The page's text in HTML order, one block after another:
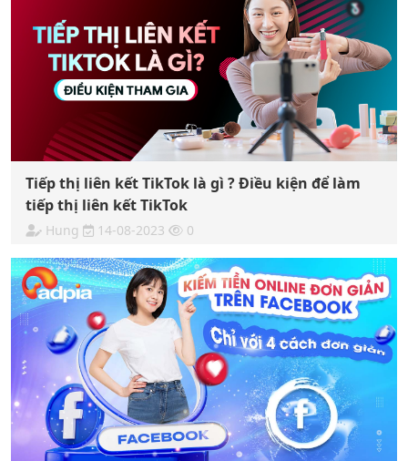
Tiếp thị liên kết TikTok là gì ? Điều kiện để làm
tiếp thị liên kết TikTok
Hung 14-08-2023 0